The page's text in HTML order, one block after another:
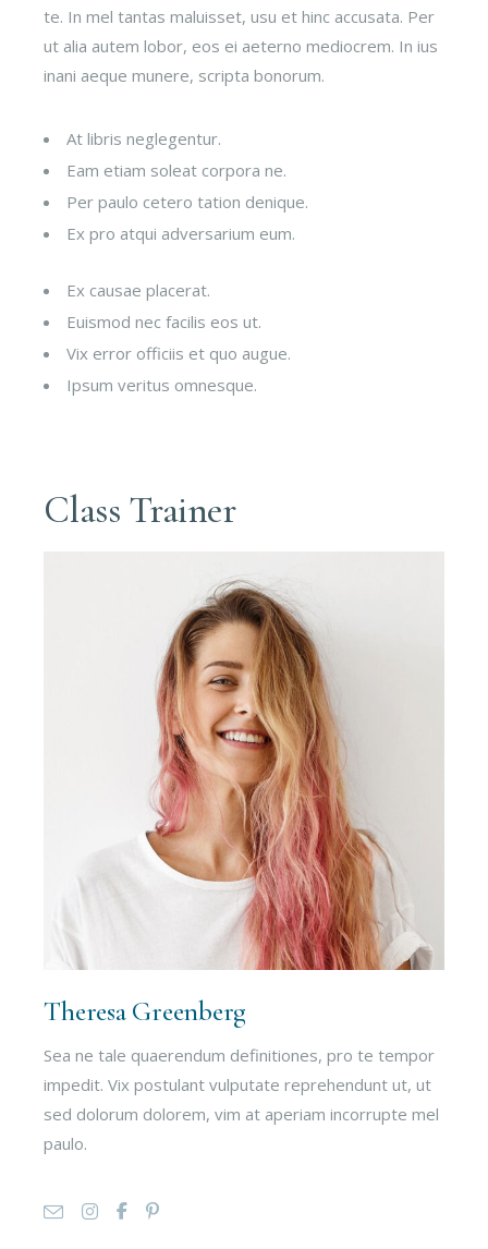
te. In mel tantas maluisset, usu et hinc accusata. Per
ut alia autem lobor, eos ei aeterno mediocrem. In ius
inani aeque munere, scripta bonorum.
At libris neglegentur.
Eam etiam soleat corpora ne.
Per paulo cetero tation denique.
Ex pro atqui adversarium eum.
Ex causae placerat.
Euismod nec facilis eos ut.
Vix error officiis et quo augue.
Ipsum veritus omnesque.
Class Trainer
Theresa Greenberg
Sea ne tale quaerendum definitiones, pro te tempor
impedit. Vix postulant vulputate reprehendunt ut, ut
sed dolorum dolorem, vim at aperiam incorrupte mel
paulo.